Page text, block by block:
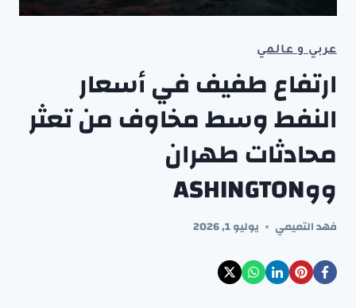
عربي و عالمي
ارتفاع طفيف في أسعار
النفط وسط مخاوف من تعثر
محادثات طهران
ووASHINGTON
فهد التميمي يوليو 1, 2026